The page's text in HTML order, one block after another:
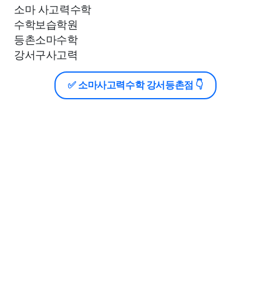
소마 사고력수학
수학보습학원
등촌소마수학
강서구사고력
✅ 소마사고력수학 강서등촌점 👇